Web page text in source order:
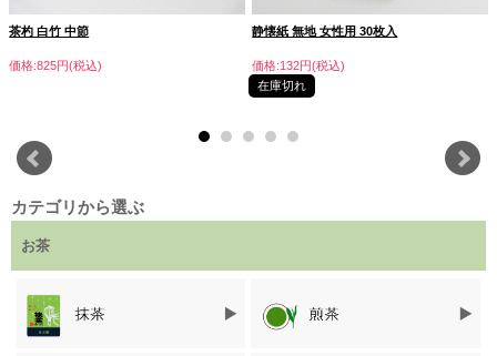
される高山茶筅は、職人の技が凝縮された、まさに芸術作品で
す。
茶杓 白竹 中節
価格:825円(税込)
静懐紙 無地 女性用 30枚入
価格:132円(税込)
在庫切れ
カテゴリから選ぶ
お茶